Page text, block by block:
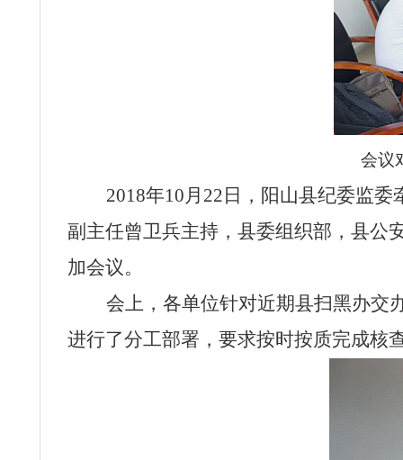
会议
2018年10月22日，阳山县纪委监
副主任曾卫兵主持，县委组织部，县公
加会议。
会上，各单位针对近期县扫黑办交
进行了分工部署，要求按时按质完成核